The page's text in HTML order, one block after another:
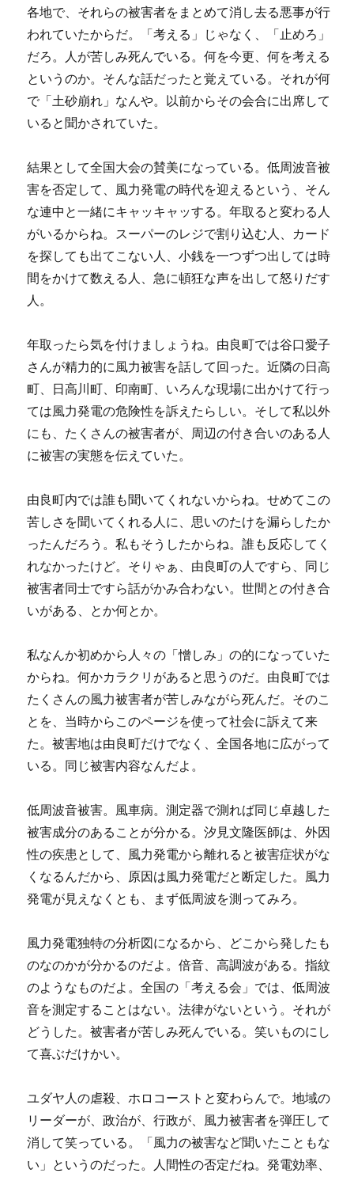
各地で、それらの被害者をまとめて消し去る悪事が行
われていたからだ。「考える」じゃなく、「止めろ」
だろ。人が苦しみ死んでいる。何を今更、何を考える
というのか。そんな話だったと覚えている。それが何
で「土砂崩れ」なんや。以前からその会合に出席して
いると聞かされていた。
結果として全国大会の賛美になっている。低周波音被
害を否定して、風力発電の時代を迎えるという、そん
な連中と一緒にキャッキャッする。年取ると変わる人
がいるからね。スーパーのレジで割り込む人、カード
を探しても出てこない人、小銭を一つずつ出しては時
間をかけて数える人、急に頓狂な声を出して怒りだす
人。
年取ったら気を付けましょうね。由良町では谷口愛子
さんが精力的に風力被害を話して回った。近隣の日高
町、日高川町、印南町、いろんな現場に出かけて行っ
ては風力発電の危険性を訴えたらしい。そして私以外
にも、たくさんの被害者が、周辺の付き合いのある人
に被害の実態を伝えていた。
由良町内では誰も聞いてくれないからね。せめてこの
苦しさを聞いてくれる人に、思いのたけを漏らしたか
ったんだろう。私もそうしたからね。誰も反応してく
れなかったけど。そりゃぁ、由良町の人ですら、同じ
被害者同士ですら話がかみ合わない。世間との付き合
いがある、とか何とか。
私なんか初めから人々の「憎しみ」の的になっていた
からね。何かカラクリがあると思うのだ。由良町では
たくさんの風力被害者が苦しみながら死んだ。そのこ
とを、当時からこのページを使って社会に訴えて来
た。被害地は由良町だけでなく、全国各地に広がって
いる。同じ被害内容なんだよ。
低周波音被害。風車病。測定器で測れば同じ卓越した
被害成分のあることが分かる。汐見文隆医師は、外因
性の疾患として、風力発電から離れると被害症状がな
くなるんだから、原因は風力発電だと断定した。風力
発電が見えなくとも、まず低周波を測ってみろ。
風力発電独特の分析図になるから、どこから発したも
のなのかが分かるのだよ。倍音、高調波がある。指紋
のようなものだよ。全国の「考える会」では、低周波
音を測定することはない。法律がないという。それが
どうした。被害者が苦しみ死んでいる。笑いものにし
て喜ぶだけかい。
ユダヤ人の虐殺、ホロコーストと変わらんで。地域の
リーダーが、政治が、行政が、風力被害者を弾圧して
消して笑っている。「風力の被害など聞いたこともな
い」というのだった。人間性の否定だね。発電効率、